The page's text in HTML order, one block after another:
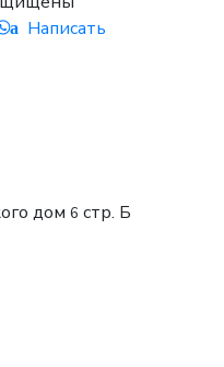
a
Написать
дом 6 стр. Б